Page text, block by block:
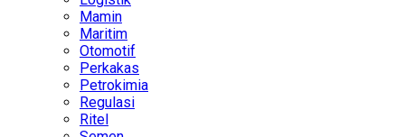
Mamin
Maritim
Otomotif
Perkakas
Petrokimia
Regulasi
Ritel